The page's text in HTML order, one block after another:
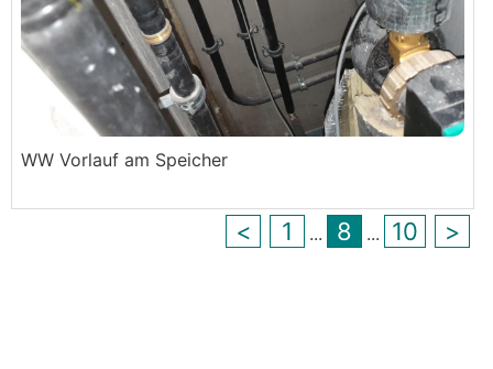
WW Vorlauf am Speicher
< 1 ... 8 ... 10 >